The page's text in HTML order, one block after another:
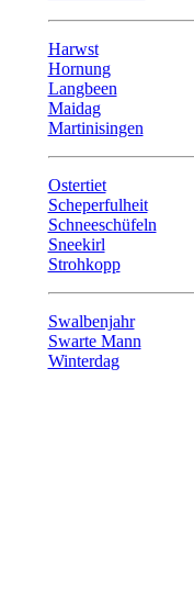
Harwst
Hornung
Langbeen
Maidag
Martinisingen
Ostertiet
Scheperfulheit
Schneeschüfeln
Sneekirl
Strohkopp
Swalbenjahr
Swarte Mann
Winterdag